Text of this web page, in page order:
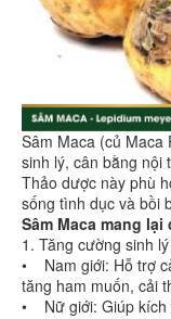
Sâm Maca (củ Maca
sinh lý, cân bằng nội
Thảo dược này phù
sống tình dục và bồi
Sâm Maca mang
1. Tăng cường sinh
• Nam giới: Hỗ trợ
tăng ham muốn, cải
• Nữ giới: Giúp kích